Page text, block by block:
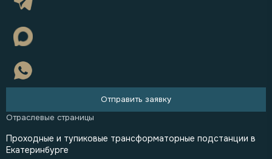
Отправить заявку
Проходные и тупиковые трансформаторные подстанции в
Екатеринбурге